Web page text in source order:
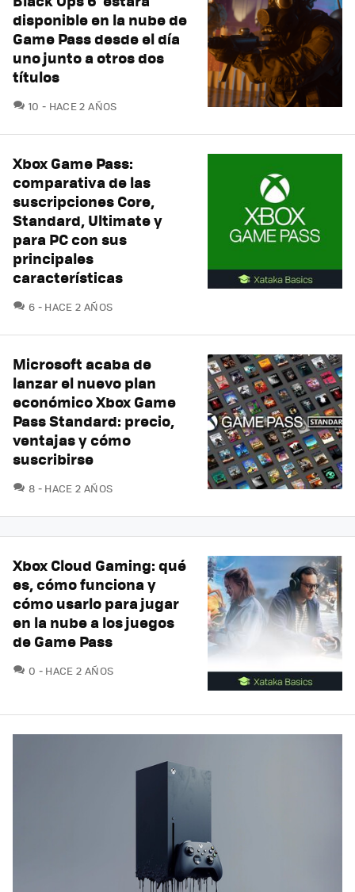
disponible en la nube de
Game Pass desde el día
uno junto a otros dos
títulos
10 COMENTARIOS
HACE 2 AÑOS
Xbox Game Pass:
comparativa de las
suscripciones Core,
Standard, Ultimate y
para PC con sus
principales
características
6 COMENTARIOS
HACE 2 AÑOS
Microsoft acaba de
lanzar el nuevo plan
económico Xbox Game
Pass Standard: precio,
ventajas y cómo
suscribirse
8 COMENTARIOS
HACE 2 AÑOS
Xbox Cloud Gaming: qué
es, cómo funciona y
cómo usarlo para jugar
en la nube a los juegos
de Game Pass
0 COMENTARIOS
HACE 2 AÑOS